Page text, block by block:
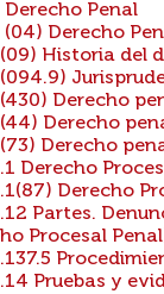
Derecho Penal
(04) Derecho
Historia del
Derecho
Derecho
Derecho
Derecho
Derecho
Partes.
Procesal
Pruebas y